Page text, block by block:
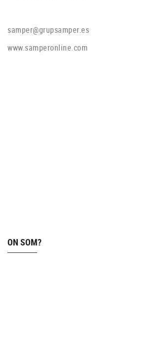
samper@grupsamper.es
www.samperonline.com
ON SOM?